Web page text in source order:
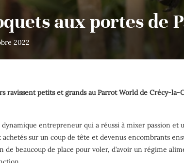
aux portes de
2022
ravissent petits et grands au Parrot World de Crécy-la-
entrepreneur qui a réussi à mixer passion et
sur un coup de tête et devenus encombrants
de beaucoup de place pour voler, d’avoir un régime